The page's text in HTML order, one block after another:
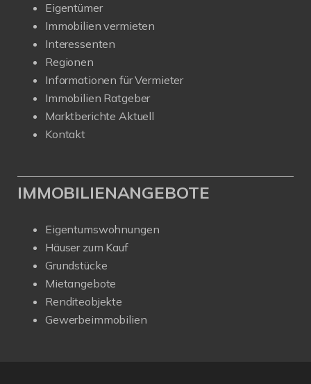
Eigentümer
Immobilien vermieten
Interessenten
Regionen
Informationen für Vermieter
Immobilien Ratgeber
Marktberichte Aktuell
Kontakt
IMMOBILIENANGEBOTE
Eigentumswohnungen
Häuser zum Kauf
Grundstücke
Mietangebote
Renditeobjekte
Gewerbeimmobilien